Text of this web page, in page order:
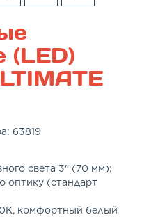
(LED)
63819
света 3" (70 мм);
оптику (стандарт
комфортный белый